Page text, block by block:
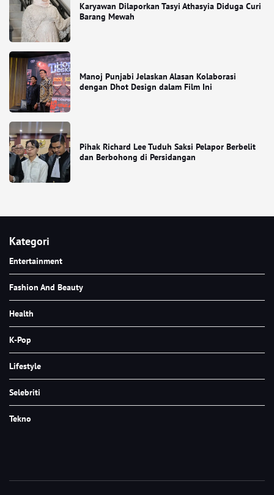
Karyawan Dilaporkan Tasyi Athasyia Diduga Curi
Barang Mewah
Manoj Punjabi Jelaskan Alasan Kolaborasi
dengan Dhot Design dalam Film Ini
Pihak Richard Lee Tuduh Saksi Pelapor Berbelit
dan Berbohong di Persidangan
Kategori
Entertainment
Fashion And Beauty
Health
K-Pop
Lifestyle
Selebriti
Tekno